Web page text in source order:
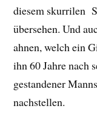
diesem skurrilen
übersehen. Und
ahnen, welch ein
ihn 60 Jahre nach
gestandener
nachstellen.